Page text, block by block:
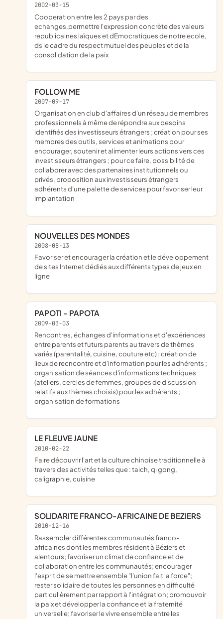
2002-03-15
Cooperation entre les 2 pays par des
echanges.permettre l'expression concrète des valeurs
republicaines laïques et dEmocratiques de notre ecole,
ds le cadre du respect mutuel des peuples et de la
consolidation de la paix
FOLLOW ME
2007-09-17
organisation en club d'affaires d'un réseau de membres
professionnels à même de répondre aux besoins
identifiés des investisseurs étrangers ; création pour ses
membres des outils, services et animations pour
encourager, soutenir et alimenter leurs actions vers ces
investisseurs étrangers ; pour ce faire, possibilité de
collaborer avec des partenaires institutionnels ou
privés, proposition aux investisseurs étrangers
adhérents d'une palette de services pour favoriser leur
implantation
NOUVELLES DES MONDES
2008-08-13
favoriser et encourager la création et le développement
de sites Internet dédiés aux différents types de jeux en
ligne
PAPOTI - PAPOTA
2009-03-03
rencontres, échanges d'informations et d'expériences
entre parents et futurs parents au travers de thèmes
variés (parentalité, cuisine, couture etc) ; création de
lieux de recncontre et d'information pour les adhérents ;
organisation de séances d'informations techniques
(ateliers, cercles de femmes, groupes de discussion
relatifs aux thèmes choisis) pour les adhérents ;
organisation de formations
LE FLEUVE JAUNE
2010-02-22
faire découvrir l'art et la culture chinoise traditionnelle à
travers des activités telles que : taich, qi gong,
caligraphie, cuisine
SOLIDARITE FRANCO-AFRICAINE DE BEZIERS
2010-12-16
rassembler différentes communautés franco-
africaines dont les membres résident à Béziers et
alentours; favoriser un climat de confiance et de
collaboration entre les communautés; encourager
l'esprit de se mettre ensemble "l'union fait la force";
rester solidaire de toutes les personnes en difficulté
particulièrement par rapport à l'intégration; promouvoir
la paix et développer la confiance et la fraternité
universelle; favoriser le vivre ensemble entre les